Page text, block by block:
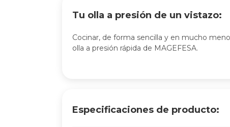
Tu olla a presión de un vistazo:
Cocinar, de forma sencilla y en mucho
olla a presión rápida de MAGEFESA.
Especificaciones de producto: